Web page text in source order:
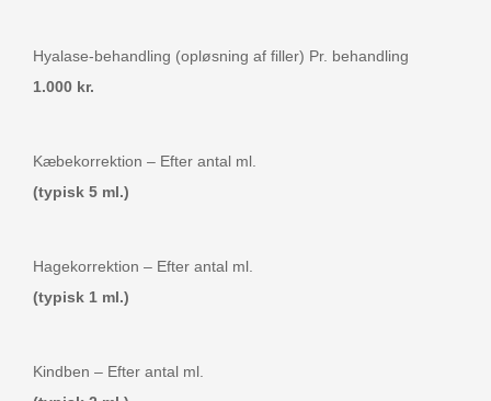
Hyalase-behandling (opløsning af filler) Pr. behandling
1.000 kr.
Kæbekorrektion – Efter antal ml.
(typisk 5 ml.)
Hagekorrektion – Efter antal ml.
(typisk 1 ml.)
Kindben – Efter antal ml.